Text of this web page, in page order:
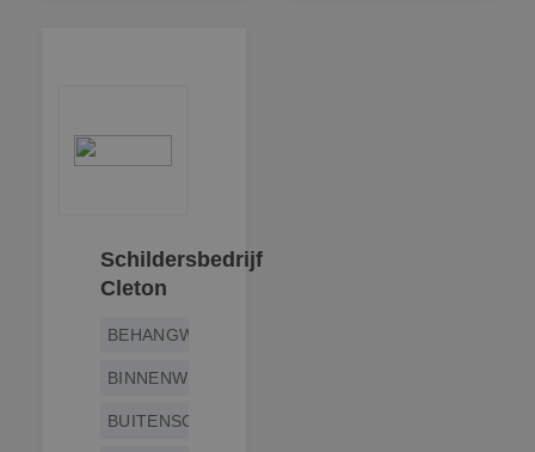
Schildersbedrijf
Cleton
BEHANGWERK
BINNENWERK
BUITENSCHILDERWERK